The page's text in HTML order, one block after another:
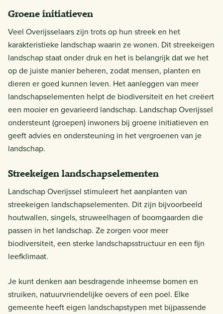
Groene initiatieven
Veel Overijsselaars zijn trots op hun streek en het
karakteristieke landschap waarin ze wonen. Dit streekeigen
landschap staat onder druk en het is belangrijk dat we het
op de juiste manier beheren, zodat mensen, planten en
dieren er goed kunnen leven. Het aanleggen van meer
landschapselementen helpt de biodiversiteit en het creëert
een mooier en gevarieerd landschap. Landschap Overijssel
ondersteunt (groepen) inwoners bij groene initiatieven en
geeft advies en ondersteuning in het vergroenen van je
landschap.
Streekeigen landschapselementen
Landschap Overijssel stimuleert het aanplanten van
streekeigen landschapselementen. Dit zijn bijvoorbeeld
houtwallen, singels, struweelhagen of boomgaarden die
passen in het landschap. Ze zorgen voor meer
biodiversiteit, een sterke landschapsstructuur en een fijn
leefklimaat.
Je kunt denken aan besdragende inheemse bomen en
struiken, natuurvriendelijke oevers of een poel. Elke
gemeente heeft eigen landschapstypen met bijpassende